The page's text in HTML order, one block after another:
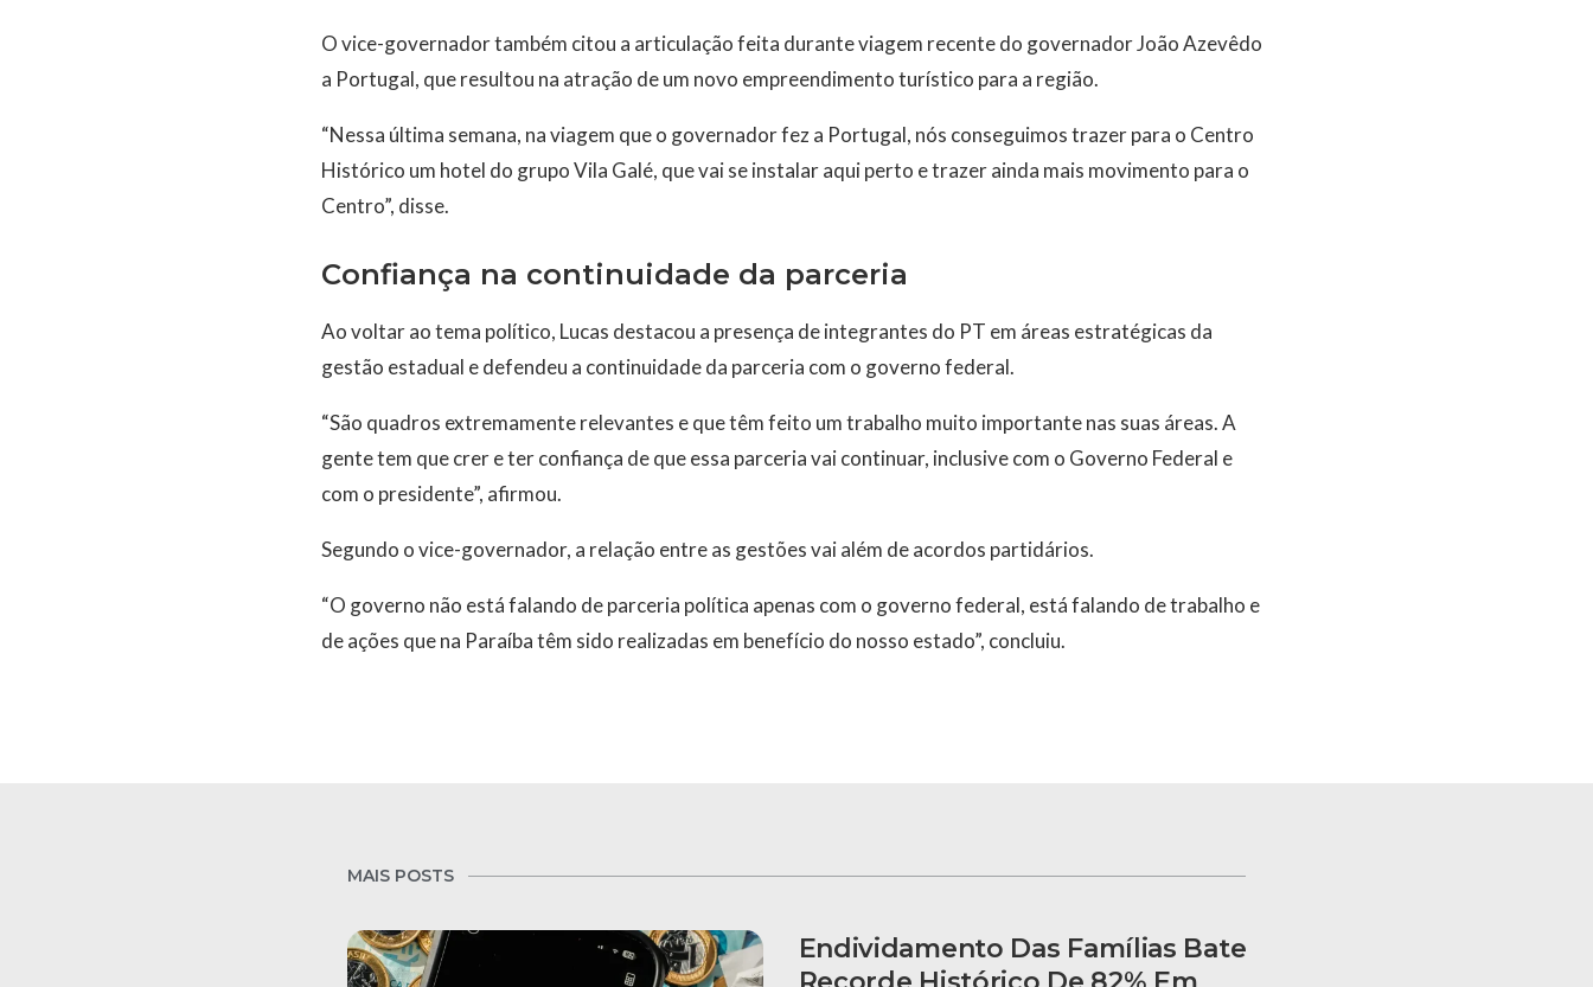
O vice-governador também citou a articulação feita durante viagem recente do governador João Azevêdo
a Portugal, que resultou na atração de um novo empreendimento turístico para a região.
“Nessa última semana, na viagem que o governador fez a Portugal, nós conseguimos trazer para o Centro
Histórico um hotel do grupo Vila Galé, que vai se instalar aqui perto e trazer ainda mais movimento para o
Centro”, disse.
Confiança na continuidade da parceria
Ao voltar ao tema político, Lucas destacou a presença de integrantes do PT em áreas estratégicas da
gestão estadual e defendeu a continuidade da parceria com o governo federal.
“São quadros extremamente relevantes e que têm feito um trabalho muito importante nas suas áreas. A
gente tem que crer e ter confiança de que essa parceria vai continuar, inclusive com o Governo Federal e
com o presidente”, afirmou.
Segundo o vice-governador, a relação entre as gestões vai além de acordos partidários.
“O governo não está falando de parceria política apenas com o governo federal, está falando de trabalho e
de ações que na Paraíba têm sido realizadas em benefício do nosso estado”, concluiu.
MAIS POSTS
Endividamento Das Famílias Bate